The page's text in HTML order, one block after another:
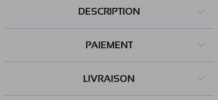
DESCRIPTION
PAIEMENT
LIVRAISON